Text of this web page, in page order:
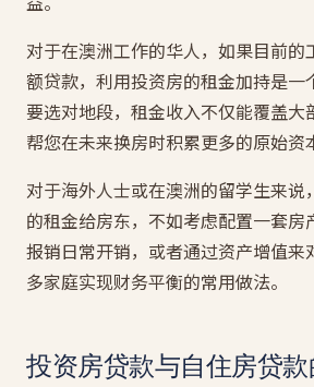
对于在澳洲工作的华人，如果目前的
额贷款，利用投资房的租金加持是一
要选对地段，租金收入不仅能覆盖大
帮您在未来换房时积累更多的原始资
对于海外人士或在澳洲的留学生来说
的租金给房东，不如考虑配置一套房
报销日常开销，或者通过资产增值来
多家庭实现财务平衡的常用做法。
投资房贷款与自住房贷款